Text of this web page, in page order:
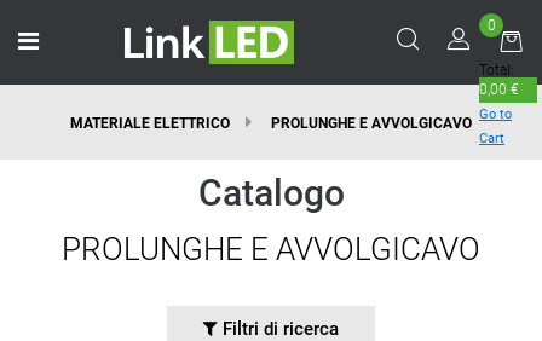
0
Total:
0,00 €
Go to
Cart
MATERIALE ELETTRICO PROLUNGHE E AVVOLGICAVO
Catalogo
PROLUNGHE E AVVOLGICAVO
Filtri di ricerca